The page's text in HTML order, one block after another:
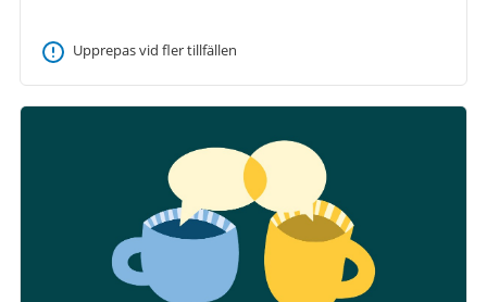
Upprepas vid fler tillfällen